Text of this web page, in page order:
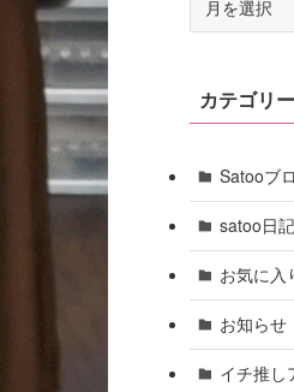
ブカテゴリー
Satooブ
satoo日記
お気に入
お知らせ
イチ推し